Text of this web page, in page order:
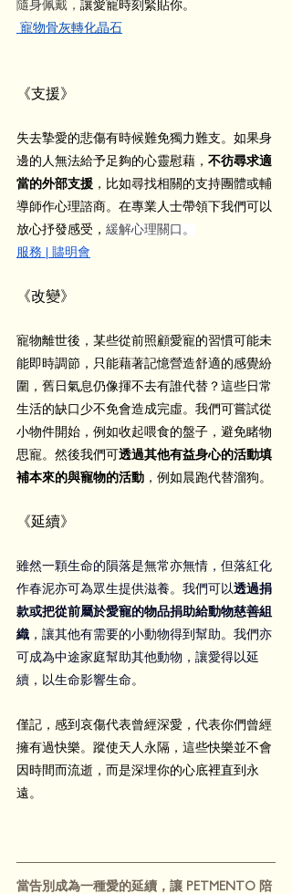
隨身佩戴， 讓愛寵時刻緊貼你。
寵物骨灰轉化晶石
《支援》
失去摯愛的悲傷有時候難免獨力難支。如果身
邊的人無法給予足夠的心靈慰藉， 不彷尋求適
當的外部支援 ，比如尋找相關的支持團體或輔
導師作心理諮商。在專業人士帶領下我們可以
放心抒發感受， 緩解心理關口。
服務 | 贐明會
《改變》
寵物離世後，某些從前照顧愛寵的習慣可能未
能即時調節，只能藉著記憶營造舒適的感覺紛
圍，舊日氣息仍像揮不去有誰代替？這些日常
生活的缺口少不免會造成完虛。我們可嘗試從
小物件開始，例如收起喂食的盤子，避免睹物
思寵。然後我們可透過其他有益身心的活動填
補本來的與寵物的活動 ，例如晨跑代替溜狗。
《延續》
雖然一顆生命的隕落是無常亦無情，但落紅化
作春泥亦可為眾生提供滋養。我們可以透過捐
款或把從前屬於愛寵的物品捐助給動物慈善組
織 ，讓其他有需要的小動物得到幫助。我們亦
可成為中途家庭幫助其他動物，讓愛得以延
續，以生命影響生命。
僅記，感到哀傷代表曾經深愛，代表你們曾經
擁有過快樂。蹤使天人永隔，這些快樂並不會
因時間而流逝，而是深埋你的心底裡直到永
遠。
當告別成為一種愛的延續，讓 PETMENTO 陪